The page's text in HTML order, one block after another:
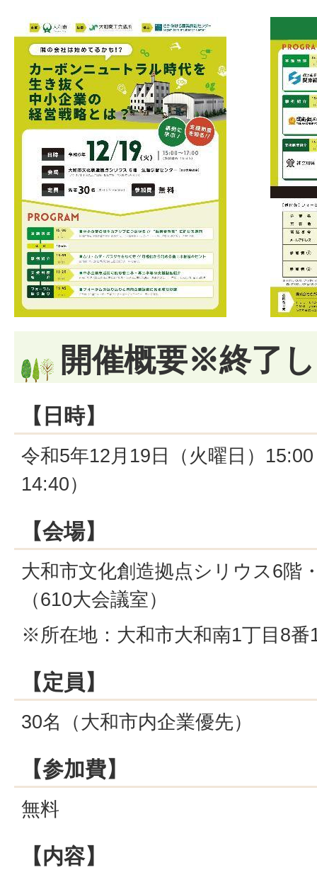
開催概要※終了
【日時】
令和5年12月19日（火曜日）
14:40）
【会場】
大和市文化創造拠点シリウス6階
（610大会議室）
※所在地：大和市大和南1丁目8
【定員】
30名（大和市内企業優先）
【参加費】
無料
【内容】